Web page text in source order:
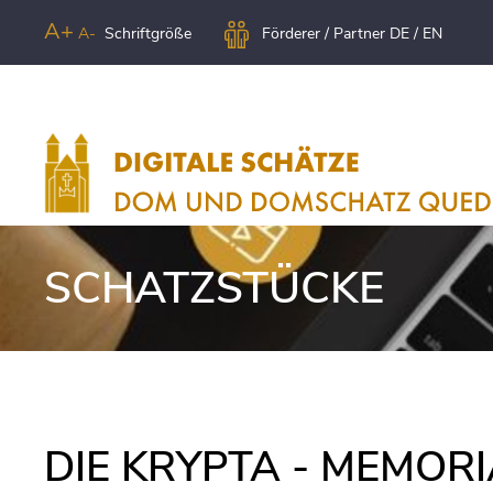
A+ A- Schriftgröße Förderer / Partner DE/ EN
SCHATZSTÜCKE
DIE KRYPTA -